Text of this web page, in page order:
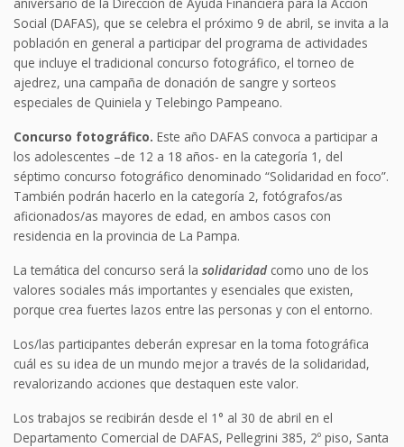
Social (DAFAS), que se celebra el próximo 9 de abril, se invita a la
población en general a participar del programa de actividades
que incluye el tradicional concurso fotográfico, el torneo de
ajedrez, una campaña de donación de sangre y sorteos
especiales de Quiniela y Telebingo Pampeano.
Concurso fotográfico. Este año DAFAS convoca a participar a
los adolescentes –de 12 a 18 años- en la categoría 1, del
séptimo concurso fotográfico denominado “Solidaridad en foco”.
También podrán hacerlo en la categoría 2, fotógrafos/as
aficionados/as mayores de edad, en ambos casos con
residencia en la provincia de La Pampa.
La temática del concurso será la solidaridadcomo uno de los
valores sociales más importantes y esenciales que existen,
porque crea fuertes lazos entre las personas y con el entorno.
Los/las participantes deberán expresar en la toma fotográfica
cuál es su idea de un mundo mejor a través de la solidaridad,
revalorizando acciones que destaquen este valor.
Los trabajos se recibirán desde el 1° al 30 de abril en el
Departamento Comercial de DAFAS, Pellegrini 385, 2º piso, Santa